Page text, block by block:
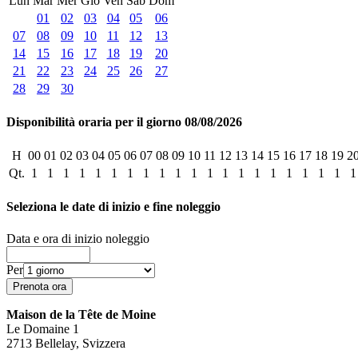
01
02 03 04 05
06
07
08 09 10 11 12
13
14
15 16 17 18 19
20
21
22 23 24 25 26
27
28
29 30
Disponibilità oraria per il giorno 08/08/2026
H 00 01 02 03 04 05 06 07 08 09 10 11 12 13 14 15 16 17 18 19
Qt. 1 1 1 1 1 1 1 1 1 1 1 1 1 1 1 1 1 1 1 1 1
Seleziona le date di inizio e fine noleggio
Data e ora di inizio noleggio
Per
Maison de la Tête de Moine
Le Domaine 1
2713 Bellelay, Svizzera